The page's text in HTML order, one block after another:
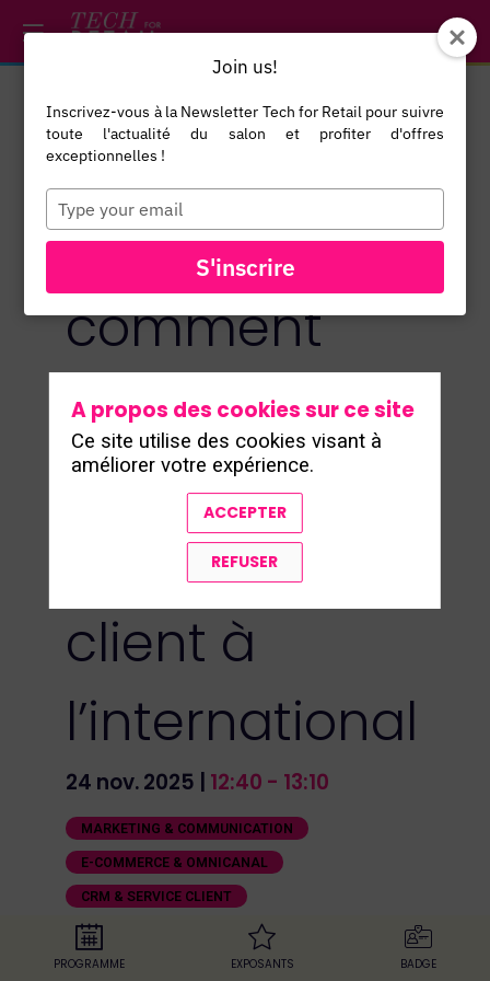
Fidélité sans
frontières :
comment
Boardriders
renforce
l’engagement
client à
l’international
24 nov. 2025 | 12:40 - 13:10
MARKETING & COMMUNICATION
E-COMMERCE & OMNICANAL
CRM & SERVICE CLIENT
MARCHANDISES & COMMERCE
PROGRAMME EXPOSANTS BADGE
A propos des cookies sur ce site
Ce site utilise des cookies visant à
améliorer votre expérience.
ACCEPTER
REFUSER
*/
Join us!
Inscrivez-vous à la Newsletter Tech for Retail pour suivre
toute l'actualité du salon et profiter d'offres
exceptionnelles !
Type
your
email
S'inscrire